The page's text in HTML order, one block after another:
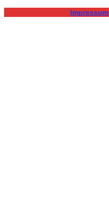
Impressum